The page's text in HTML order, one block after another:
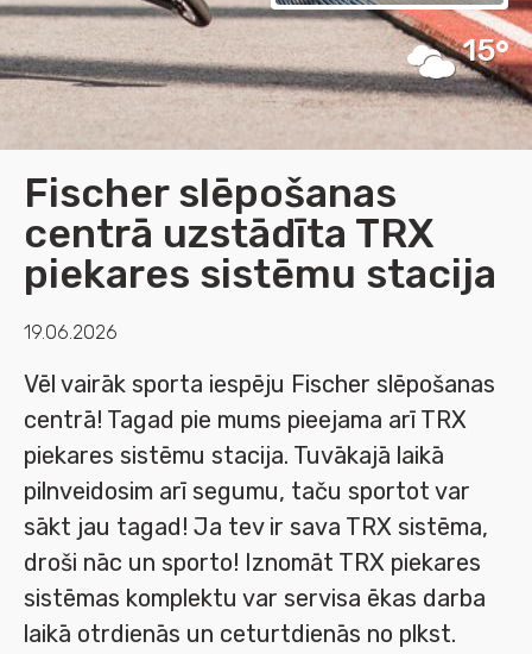
15
Fischer slēpošanas
centrā uzstādīta TRX
piekares sistēmu stacija
19.06.2026
Vēl vairāk sporta iespēju Fischer slēpošanas
centrā! Tagad pie mums pieejama arī TRX
piekares sistēmu stacija. Tuvākajā laikā
pilnveidosim arī segumu, taču sportot var
sākt jau tagad! Ja tev ir sava TRX sistēma,
droši nāc un sporto! Iznomāt TRX piekares
sistēmas komplektu var servisa ēkas darba
laikā otrdienās un ceturtdienās no plkst.